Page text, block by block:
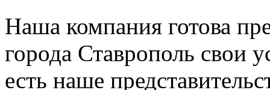
Наша компания готова
города Ставрополь свои
есть наше